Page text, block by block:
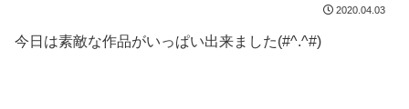
2020.04.03
今日は素敵な作品がいっぱい出来ました(#^.^#)